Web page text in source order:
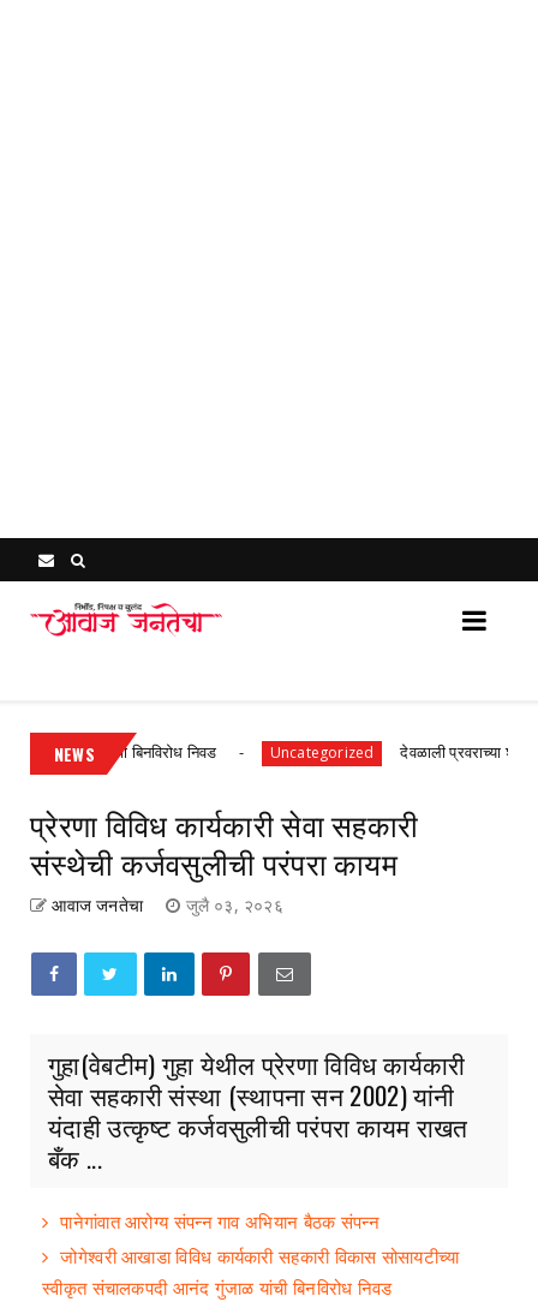
NEWS
गुंजाळ यांची बिनविरोध निवड Uncategorized देवळाली प्रवराच्या शेटेवाडी
प्रेरणा विविध कार्यकारी सेवा सहकारी
संस्थेची कर्जवसुलीची परंपरा कायम
आवाज जनतेचा जुलै ०३, २०२६
गुहा(वेबटीम) गुहा येथील प्रेरणा विविध कार्यकारी
सेवा सहकारी संस्था (स्थापना सन 2002) यांनी
यंदाही उत्कृष्ट कर्जवसुलीची परंपरा कायम राखत
बँक ...
पानेगांवात आरोग्य संपन्न गाव अभियान बैठक संपन्न
जोगेश्वरी आखाडा विविध कार्यकारी सहकारी विकास सोसायटीच्या
स्वीकृत संचालकपदी आनंद गुंजाळ यांची बिनविरोध निवड